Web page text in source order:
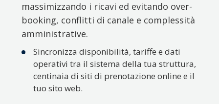
massimizzando i ricavi ed evitando over-
booking, conflitti di canale e complessità
amministrative.
Sincronizza disponibilità, tariffe e dati
operativi tra il sistema della tua struttura,
centinaia di siti di prenotazione online e il
tuo sito web.